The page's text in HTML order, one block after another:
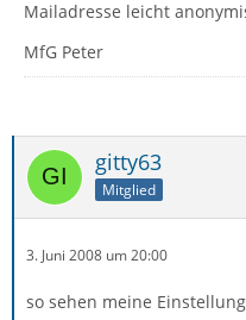
Mailadresse leicht
MfG Peter
gitty63
Mitglied
3. Juni 2008 um 20:00
so sehen meine